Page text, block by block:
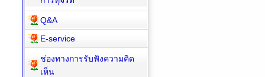
Q&A
E-service
ช่องทางการรับฟังความคิด
เห็น